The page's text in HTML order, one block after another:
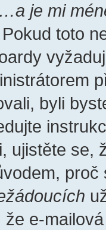
…a je mi
toto
byli
ujistěte se,
že e-